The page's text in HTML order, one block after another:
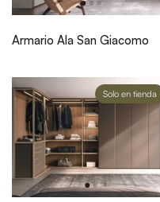
Armario Ala San Giacomo
Solo en tienda